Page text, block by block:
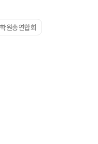
원총연합회